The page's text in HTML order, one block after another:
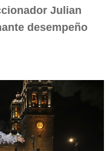
Julian
desempeño